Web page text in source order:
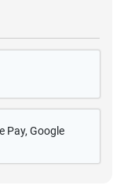
Pay, Google